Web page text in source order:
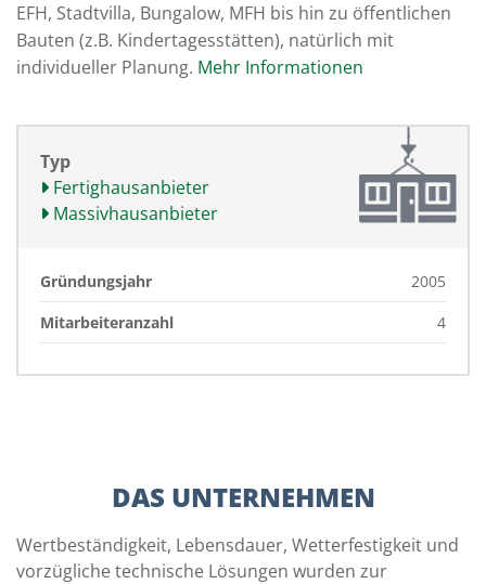
EFH, Stadtvilla, Bungalow, MFH bis hin zu öffentlichen
Bauten (z.B. Kindertagesstätten), natürlich mit
individueller Planung. Mehr Informationen
Typ
Fertighausanbieter
Massivhausanbieter
Gründungsjahr
2005
Mitarbeiteranzahl
4
DAS UNTERNEHMEN
Wertbeständigkeit, Lebensdauer, Wetterfestigkeit und
vorzügliche technische Lösungen wurden zur